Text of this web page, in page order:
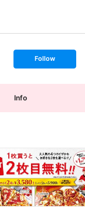
s
t
o
Follow
Info